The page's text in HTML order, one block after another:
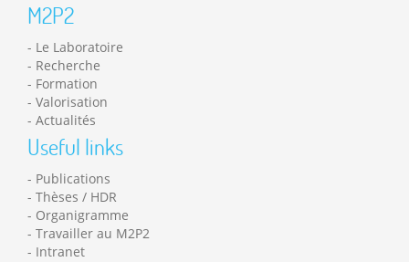
M2P2
Le Laboratoire
Recherche
Formation
Valorisation
Actualités
Useful links
Publications
Thèses / HDR
Organigramme
Travailler au M2P2
Intranet